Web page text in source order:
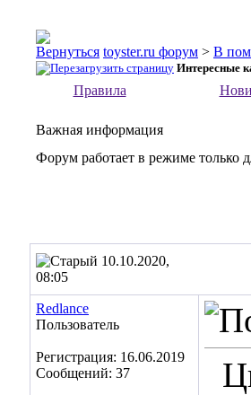
toyster.ru форум > В
Интересные
Правила
Важная информация
Форум работает в режиме только
10.10.2020,
08:05
Redlance
Пользователь
Регистрация: 16.06.2019
Сообщений: 37